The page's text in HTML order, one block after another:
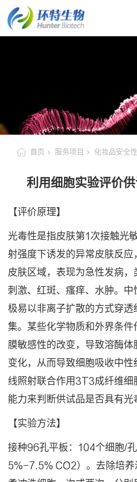
首页 服务项目 化妆品安全
利用细胞实验评价
【评价原理】
光毒性是指皮肤第1次接触光
射强度下诱发的异常皮肤反
皮肤区域，表现为急性发病
刺激、红斑、瘙痒、水肿。中
极易以非离子扩散的方式穿
集。某些化学物质和外界条
膜敏感性的改变，导致溶酶
变化，从而导致细胞吸收中
线照射联合作用3T3成纤维细
能力来判断供试品是否具有光
【实验方法】
接种96孔平板：104个细胞/
5%-7.5% CO2）。去除培